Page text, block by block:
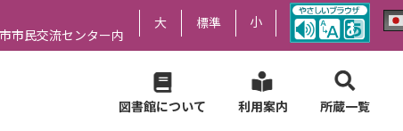
市民交流センター内
大 標準 小
図書館について 利用案内 所蔵一覧